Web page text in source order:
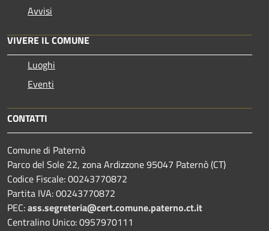
Avvisi
VIVERE IL COMUNE
Luoghi
Eventi
CONTATTI
Comune di Paternò
Parco del Sole 22, zona Ardizzone 95047 Paternò (CT)
Codice Fiscale: 00243770872
Partita IVA: 00243770872
PEC:ass.segreteria@cert.comune.paterno.ct.it
Centralino Unico: 0957970111